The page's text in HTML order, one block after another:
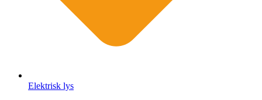
Elektrisk lys